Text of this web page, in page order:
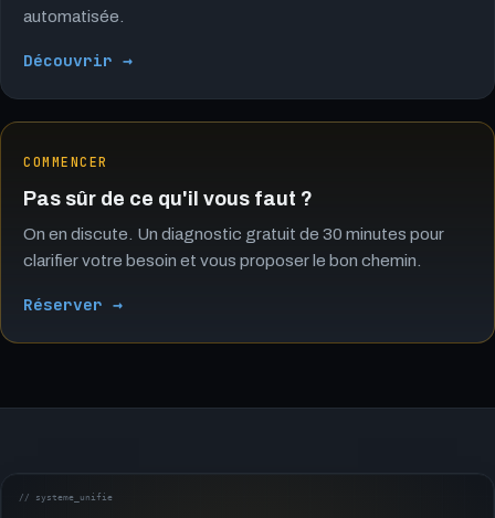
automatisée.
Découvrir →
COMMENCER
Pas sûr de ce qu'il vous faut ?
On en discute. Un diagnostic gratuit de 30 minutes pour
clarifier votre besoin et vous proposer le bon chemin.
Réserver →